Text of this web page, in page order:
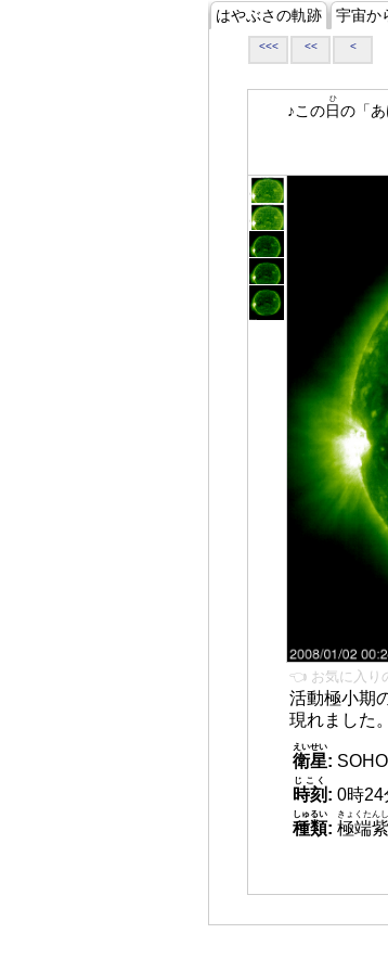
はやぶさの軌跡 宇宙か
<<< << <
♪この日
ひ
の「あ
👈 お気に入り
活動極小期
現れました。
衛星
えいせい
: SOHO
時刻
じこく
: 0時24
種類
しゅるい
: 極端
きょくたん